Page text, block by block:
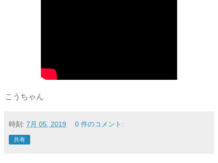
こうちゃん
時刻: 7月 05, 2019 0 件のコメント:
共有